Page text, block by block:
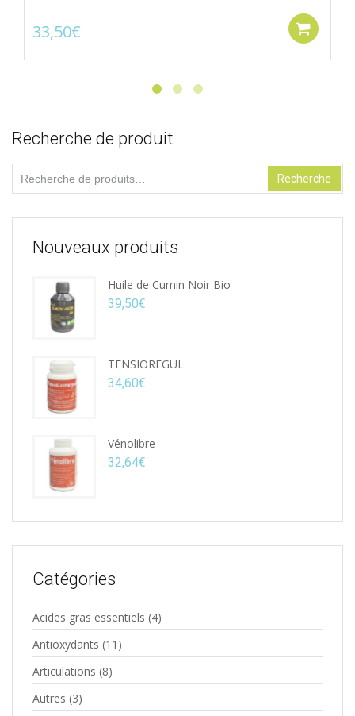
33,50€
Recherche de produit
pour :
Recherche
Nouveaux produits
Huile de Cumin Noir Bio
39,50€
TENSIOREGUL
34,60€
Vénolibre
32,64€
Catégories
Acides gras essentiels (4)
Antioxydants (11)
Articulations (8)
Autres (3)